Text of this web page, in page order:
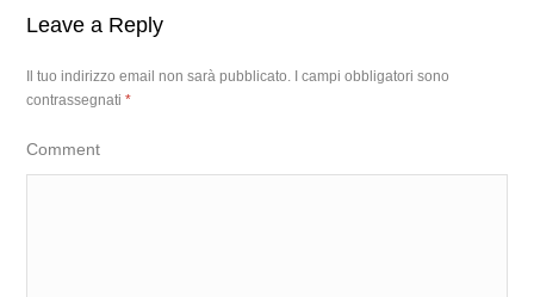
Leave a Reply
Il tuo indirizzo email non sarà pubblicato.
I campi obbligatori sono
contrassegnati*
Comment